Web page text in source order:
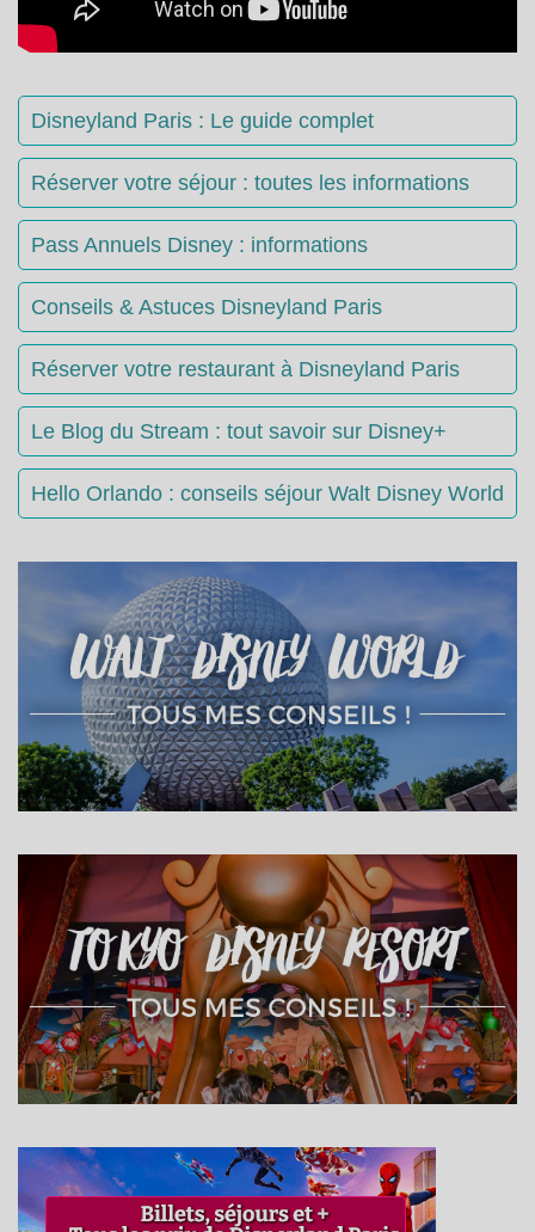
Disneyland Paris : Le guide complet
Réserver votre séjour : toutes les informations
Pass Annuels Disney : informations
Conseils & Astuces Disneyland Paris
Réserver votre restaurant à Disneyland Paris
Le Blog du Stream : tout savoir sur Disney+
Hello Orlando : conseils séjour Walt Disney World